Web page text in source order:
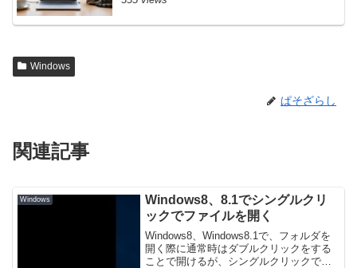
Windows
ぱそざらし
関連記事
Windows
Windows8、8.1でシングルクリ
ックでファイルを開く
Windows8、Windows8.1で、フォルダを
開く際に通常時はダブルクリックをする
ことで開けるが、シングルクリックで開